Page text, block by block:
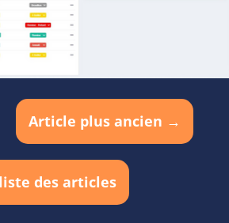
Article plus ancien →
des articles